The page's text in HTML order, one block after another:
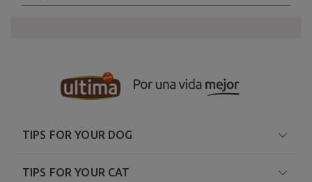
TIPS FOR YOUR DOG
TIPS FOR YOUR CAT